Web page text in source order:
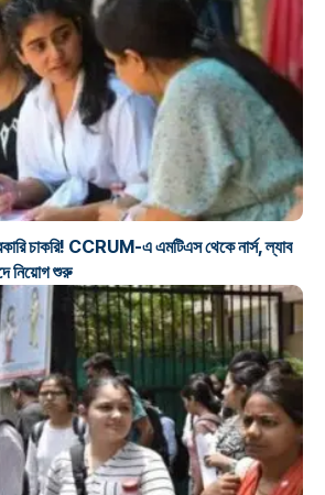
চাকরি! CCRUM-এ এমটিএস থেকে নার্স, ল্যাব
নিয়োগ শুরু